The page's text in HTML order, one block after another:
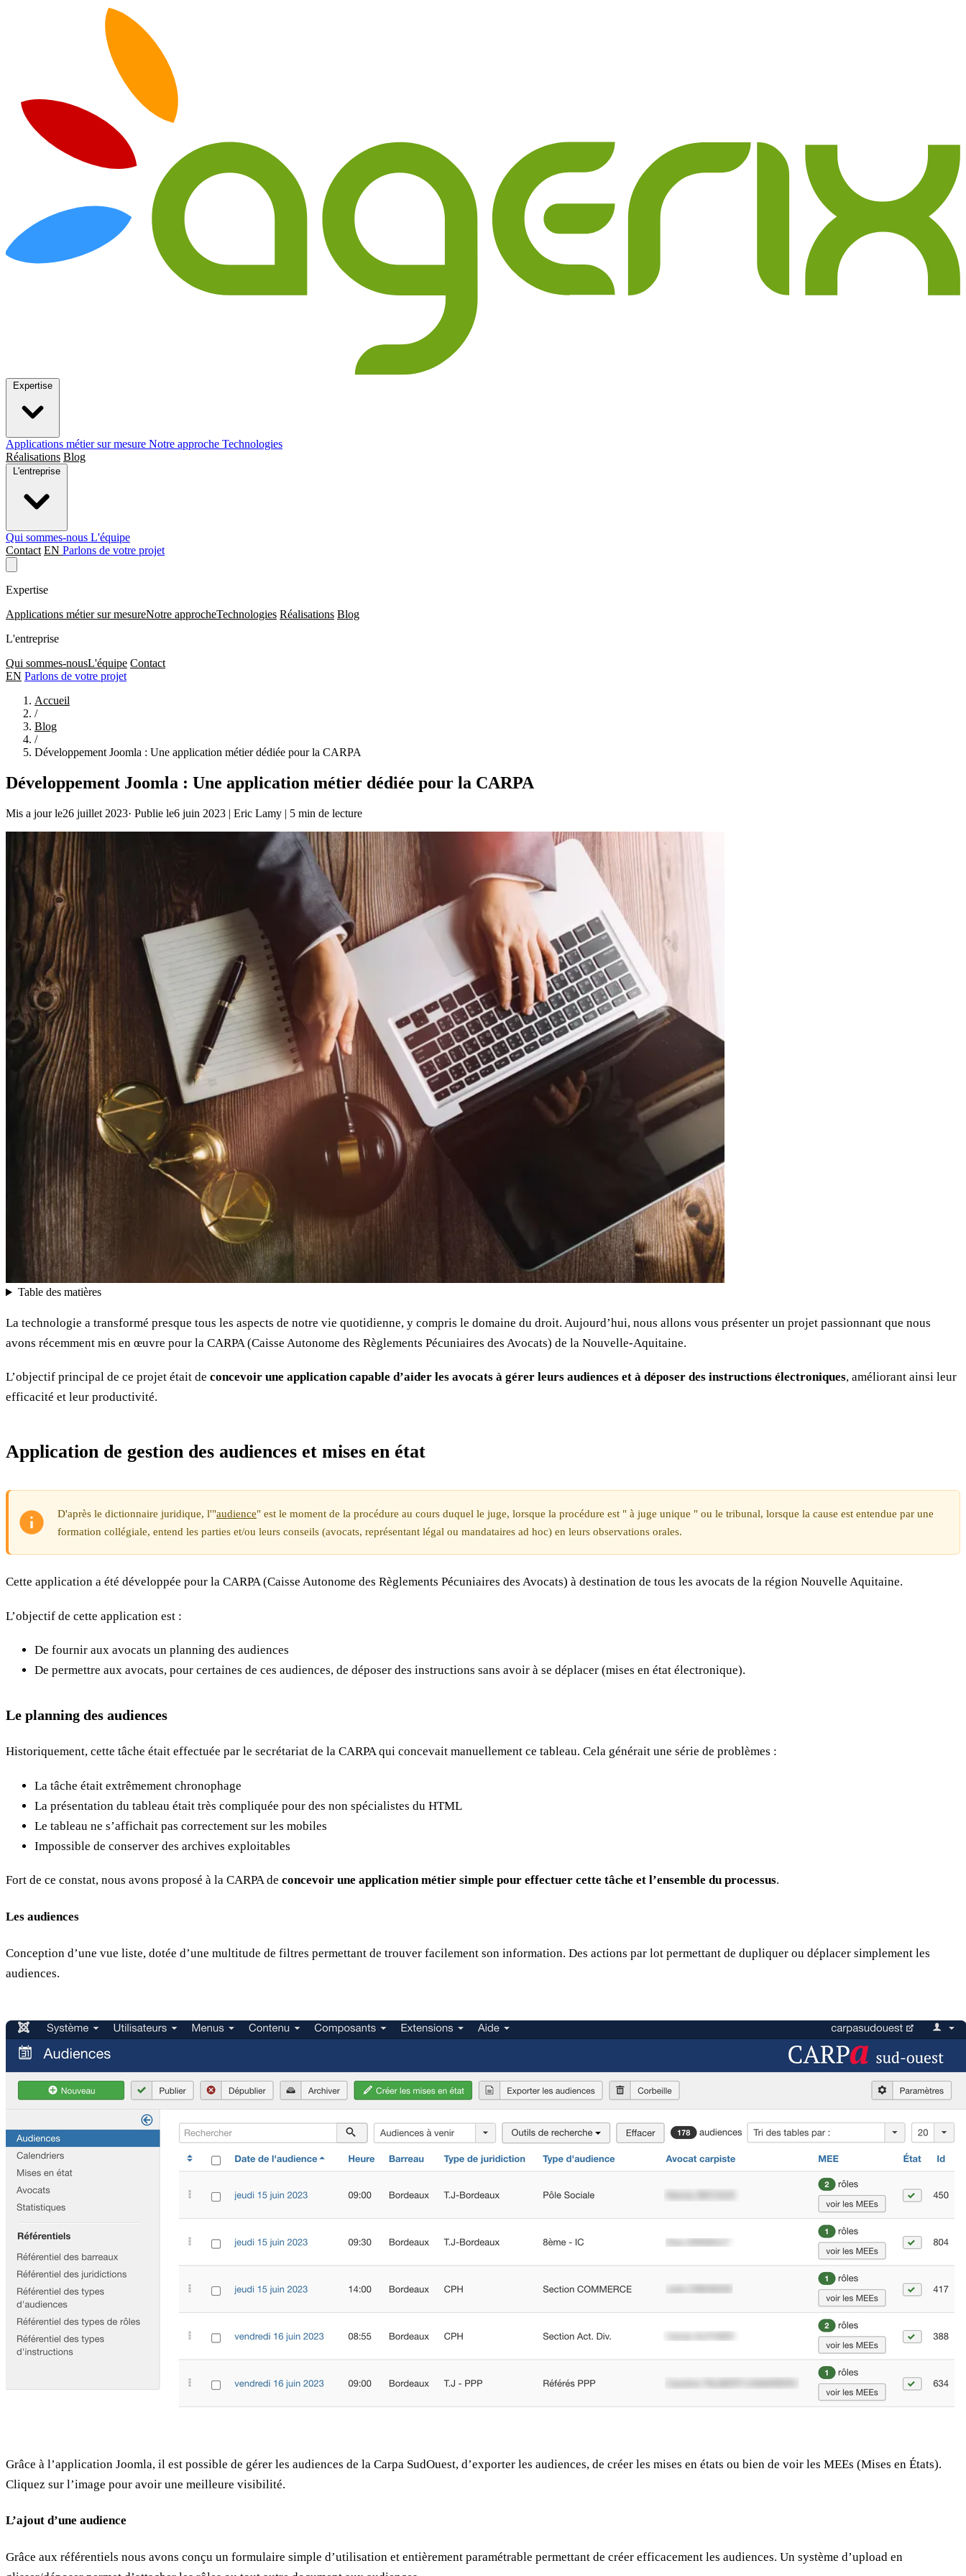
Applications métier sur mesure Notre approche Technologies
Réalisations Blog
Qui sommes-nous L'équipe
Contact EN Parlons de votre projet
Expertise
Applications métier sur mesureNotre approcheTechnologies Réalisations Blog
L'entreprise
Qui sommes-nousL'équipe Contact
EN Parlons de votre projet
Accueil
/
Blog
/
Développement Joomla : Une application métier dédiée pour la CARPA
Développement Joomla : Une application métier dédiée pour la CARPA
Mis a jour le26 juillet 2023· Publie le6 juin 2023 | Eric Lamy | 5 min de lecture
Table des matières
La technologie a transformé presque tous les aspects de notre vie quotidienne, y compris le domaine du droit. Aujourd’hui, nous allons vous présenter un projet passionnant que nous
avons récemment mis en œuvre pour la CARPA (Caisse Autonome des Règlements Pécuniaires des Avocats) de la Nouvelle-Aquitaine.
L’objectif principal de ce projet était de concevoir une application capable d’aider les avocats à gérer leurs audiences et à déposer des instructions électroniques, améliorant ainsi leur
efficacité et leur productivité.
Application de gestion des audiences et mises en état
D'après le dictionnaire juridique, l'"audience" est le moment de la procédure au cours duquel le juge, lorsque la procédure est " à juge unique " ou le tribunal, lorsque la cause est entendue par une
formation collégiale, entend les parties et/ou leurs conseils (avocats, représentant légal ou mandataires ad hoc) en leurs observations orales.
Cette application a été développée pour la CARPA (Caisse Autonome des Règlements Pécuniaires des Avocats) à destination de tous les avocats de la région Nouvelle Aquitaine.
L’objectif de cette application est :
De fournir aux avocats un planning des audiences
De permettre aux avocats, pour certaines de ces audiences, de déposer des instructions sans avoir à se déplacer (mises en état électronique).
Le planning des audiences
Historiquement, cette tâche était effectuée par le secrétariat de la CARPA qui concevait manuellement ce tableau. Cela générait une série de problèmes :
La tâche était extrêmement chronophage
La présentation du tableau était très compliquée pour des non spécialistes du HTML
Le tableau ne s’affichait pas correctement sur les mobiles
Impossible de conserver des archives exploitables
Fort de ce constat, nous avons proposé à la CARPA de concevoir une application métier simple pour effectuer cette tâche et l’ensemble du processus.
Les audiences
Conception d’une vue liste, dotée d’une multitude de filtres permettant de trouver facilement son information. Des actions par lot permettant de dupliquer ou déplacer simplement les
audiences.
Grâce à l’application Joomla, il est possible de gérer les audiences de la Carpa SudOuest, d’exporter les audiences, de créer les mises en états ou bien de voir les MEEs (Mises en États).
Cliquez sur l’image pour avoir une meilleure visibilité.
L’ajout d’une audience
Grâce aux référentiels nous avons conçu un formulaire simple d’utilisation et entièrement paramétrable permettant de créer efficacement les audiences. Un système d’upload en